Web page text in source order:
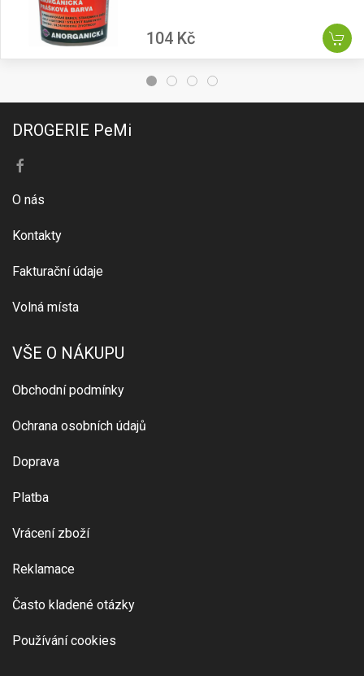
104 Kč
DROGERIE PeMi
O nás
Kontakty
Fakturační údaje
Volná místa
VŠE O NÁKUPU
Obchodní podmínky
Ochrana osobních údajů
Doprava
Platba
Vrácení zboží
Reklamace
Často kladené otázky
Používání cookies